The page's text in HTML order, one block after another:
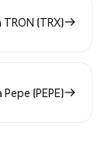
TRON (TRX)
Pepe (PEPE)